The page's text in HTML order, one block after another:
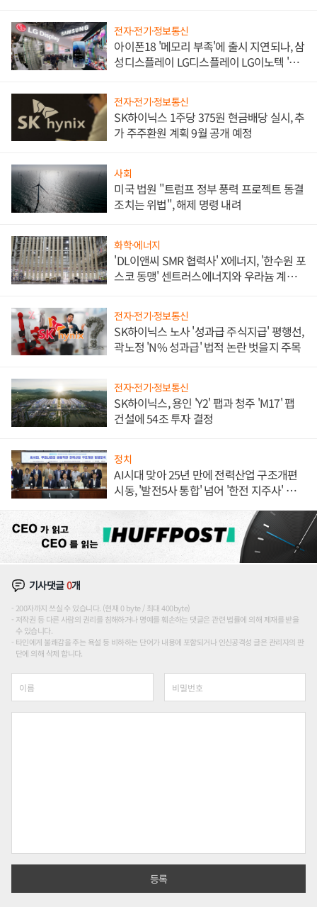
전자·전기·정보통신
아이폰18 '메모리 부족'에 출시 지연되나, 삼
성디스플레이 LG디스플레이 LG이노텍 '탈
전자·전기·정보통신
SK하이닉스 1주당 375원 현금배당 실시, 추
가 주주환원 계획 9월 공개 예정
사회
미국 법원 "트럼프 정부 풍력 프로젝트 동결
조치는 위법", 해제 명령 내려
화학·에너지
'DL이앤씨 SMR 협력사' X에너지, '한수원 포
스코 동맹' 센트러스에너지와 우라늄 계약
전자·전기·정보통신
SK하이닉스 노사 '성과급 주식지급' 평행선,
곽노정 'N% 성과급' 법적 논란 벗을지 주목
전자·전기·정보통신
SK하이닉스, 용인 'Y2' 팹과 청주 'M17' 팹
건설에 54조 투자 결정
정치
AI시대 맞아 25년 만에 전력산업 구조개편
시동, '발전5사 통합' 넘어 '한전 지주사' 재편
기사댓글0개
200자까지 쓰실 수 있습니다. (현재 0 byte / 최대 400byte)
저작권 등 다른 사람의 권리를 침해하거나 명예를 훼손하는 댓글은 관련 법률에 의해 제재를 받을
수 있습니다.
타인에게 불쾌감을 주는 욕설 등 비하하는 단어가 내용에 포함되거나 인신공격성 글은 관리자의 판
단에 의해 삭제 합니다.